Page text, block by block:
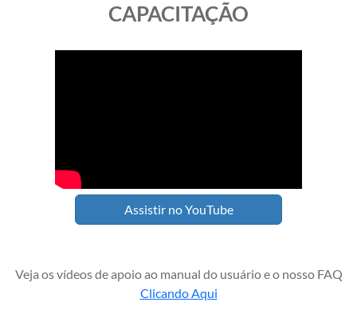
CAPACITAÇÃO
Assistir no YouTube
Veja os vídeos de apoio ao manual do usuário e o nosso FAQ
Clicando Aqui